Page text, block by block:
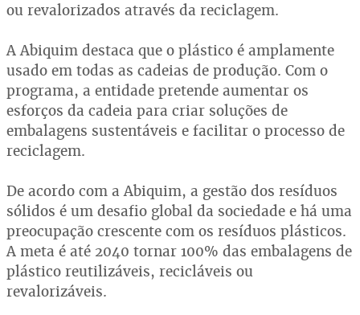
ou revalorizados através da reciclagem.
A Abiquim destaca que o plástico é amplamente
usado em todas as cadeias de produção. Com o
programa, a entidade pretende aumentar os
esforços da cadeia para criar soluções de
embalagens sustentáveis e facilitar o processo de
reciclagem.
De acordo com a Abiquim, a gestão dos resíduos
sólidos é um desafio global da sociedade e há uma
preocupação crescente com os resíduos plásticos.
A meta é até 2040 tornar 100% das embalagens de
plástico reutilizáveis, recicláveis ou
revalorizáveis.